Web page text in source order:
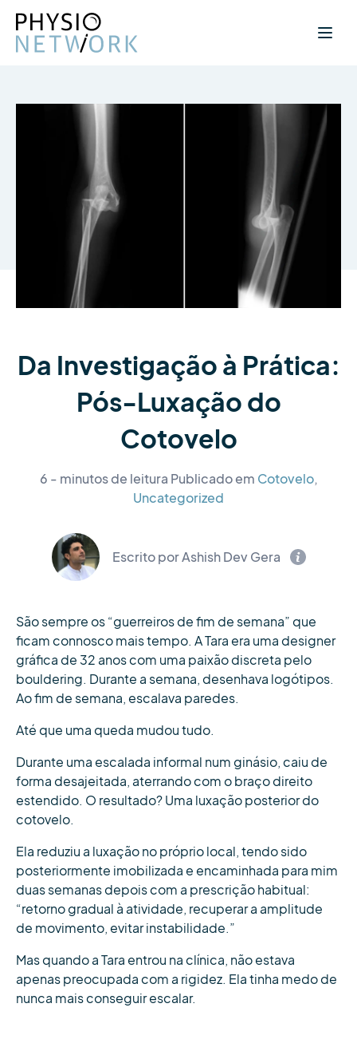
Da Investigação à Prática:
Pós-Luxação do
Cotovelo
6 - minutos de leitura Publicado em Cotovelo,
Uncategorized
Escrito por Ashish Dev Gera
São sempre os “guerreiros de fim de semana” que
ficam connosco mais tempo. A Tara era uma designer
gráfica de 32 anos com uma paixão discreta pelo
bouldering. Durante a semana, desenhava logótipos.
Ao fim de semana, escalava paredes.
Até que uma queda mudou tudo.
Durante uma escalada informal num ginásio, caiu de
forma desajeitada, aterrando com o braço direito
estendido. O resultado? Uma luxação posterior do
cotovelo.
Ela reduziu a luxação no próprio local, tendo sido
posteriormente imobilizada e encaminhada para mim
duas semanas depois com a prescrição habitual:
“retorno gradual à atividade, recuperar a amplitude
de movimento, evitar instabilidade.”
Mas quando a Tara entrou na clínica, não estava
apenas preocupada com a rigidez. Ela tinha medo de
nunca mais conseguir escalar.